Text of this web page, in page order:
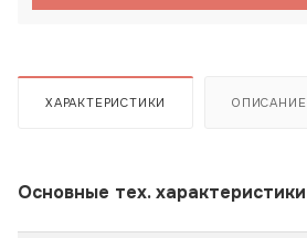
ХАРАКТЕРИСТИКИ ОПИСАНИЕ
Основные тех. характеристики